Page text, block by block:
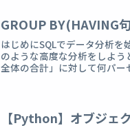
GROUP BY(HAVING
はじめにSQLでデータ分析を
のような高度な分析をしよう
全体の合計」に対して何パ
【Python】オブジェ